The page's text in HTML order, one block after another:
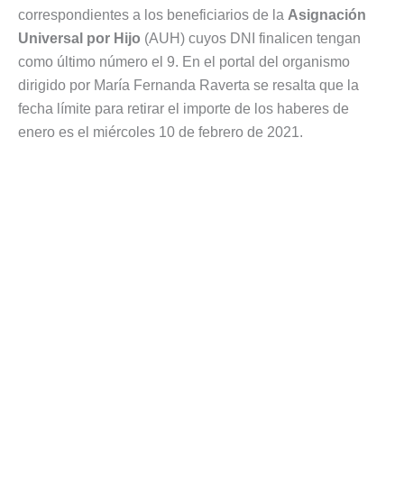
correspondientes a los beneficiarios de la Asignación
Universal por Hijo (AUH) cuyos DNI finalicen tengan
como último número el 9. En el portal del organismo
dirigido por María Fernanda Raverta se resalta que la
fecha límite para retirar el importe de los haberes de
enero es el miércoles 10 de febrero de 2021.